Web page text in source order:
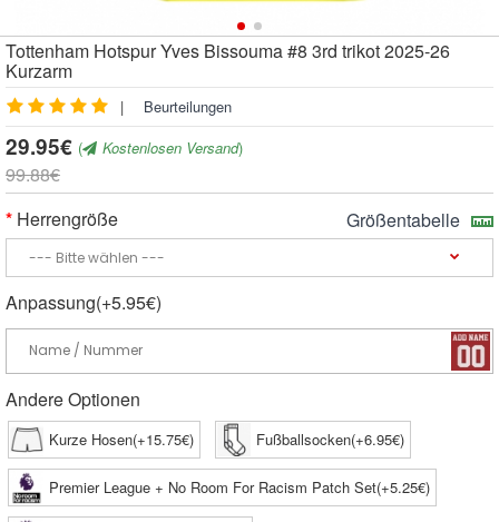
Tottenham Hotspur Yves Bissouma #8 3rd trikot 2025-26
Kurzarm
| Beurteilungen
29.95€ ( Kostenlosen Versand)
99.88€
Herrengröße
Größentabelle
Anpassung(+5.95€)
Andere Optionen
Kurze Hosen(+15.75€) Fußballsocken(+6.95€)
Premier League + No Room For Racism Patch Set(+5.25€)